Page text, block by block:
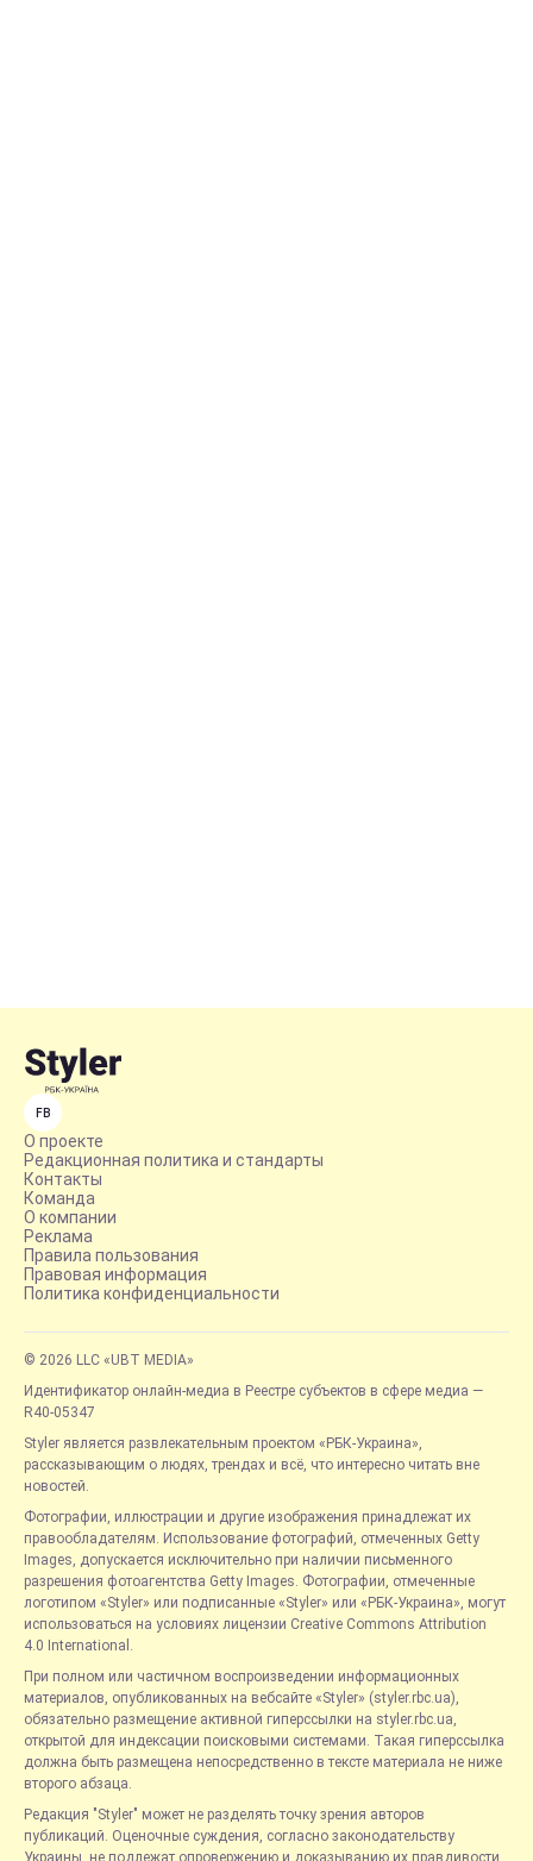
FB
О проекте
Редакционная политика и стандарты
Контакты
Команда
О компании
Реклама
Правила пользования
Правовая информация
Политика конфиденциальности
© 2026 LLC «UBT MEDIA»
Идентификатор онлайн-медиа в Реестре субъектов в сфере медиа —
R40-05347
Styler является развлекательным проектом «РБК-Украина»,
рассказывающим о людях, трендах и всё, что интересно читать вне
новостей.
Фотографии, иллюстрации и другие изображения принадлежат их
правообладателям. Использование фотографий, отмеченных Getty
Images, допускается исключительно при наличии письменного
разрешения фотоагентства Getty Images. Фотографии, отмеченные
логотипом «Styler» или подписанные «Styler» или «РБК-Украина», могут
использоваться на условиях лицензии Creative Commons Attribution
4.0 International.
При полном или частичном воспроизведении информационных
материалов, опубликованных на вебсайте «Styler» (styler.rbc.ua),
обязательно размещение активной гиперссылки на styler.rbc.ua,
открытой для индексации поисковыми системами. Такая гиперссылка
должна быть размещена непосредственно в тексте материала не ниже
второго абзаца.
Редакция "Styler" может не разделять точку зрения авторов
публикаций. Оценочные суждения, согласно законодательству